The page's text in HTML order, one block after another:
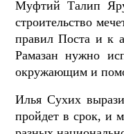
Муфтий Талип
строительство
правил Поста и к
Рамазан нужно
окружающим и
Илья Сухих
пройдет в срок, и